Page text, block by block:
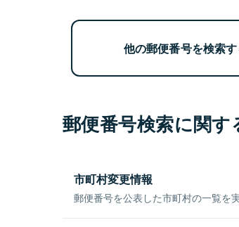
他の郵便番号を検索
郵便番号検索に関す
市町村変更情報
郵便番号を公表した市町村の一覧を